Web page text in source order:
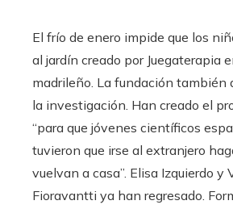
El frío de enero impide que los
al jardín creado por Juegaterapia
madrileño. La fundación también
la investigación. Han creado el
“para que jóvenes científicos
tuvieron que irse al extranjero
vuelvan a casa”. Elisa Izquierdo y
Fioravantti ya han regresado.